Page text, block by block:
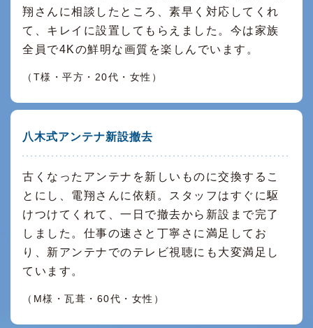
翔さんに相談したところ、素早く対応してくれ
て、キレイに設置してもらえました。今は家族
全員で4Kの鮮明な画質を楽しんでいます。
（T様・平方・20代・女性）
八木式アンテナ新設撤去
古くなったアンテナを新しいものに交換するこ
とにし、電翔さんに依頼。スタッフはすぐに駆
けつけてくれて、一日で撤去から新設まで完了
しました。仕事の速さと丁寧さに満足してお
り、新アンテナでのテレビ視聴にも大変満足し
ています。
（M様・瓦葺・60代・女性）